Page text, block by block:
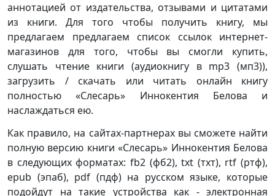
аннотацией от издательства, отзывами и цитатами
из книги. Для того чтобы получить книгу, мы
предлагаем предлагаем список ссылок интернет-
магазинов для того, чтобы вы смогли купить,
слушать чтение книги (аудиокнигу в mp3 (мп3)),
загрузить / скачать или читать онлайн книгу
полностью «Слесарь» Иннокентия Белова и
наслаждаться ею.
Как правило, на сайтах-партнерах вы сможете найти
полную версию книги «Слесарь» Иннокентия Белова
в следующих форматах: fb2 (фб2), txt (тхт), rtf (ртф),
epub (эпаб), pdf (пдф) на русском языке, которые
подойдут на такие устройства как - электронная